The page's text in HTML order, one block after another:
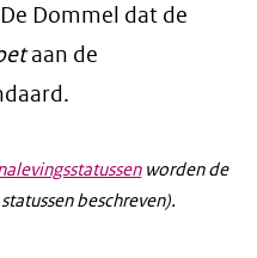
Dommel dat de
aan de
worden de
beschreven).